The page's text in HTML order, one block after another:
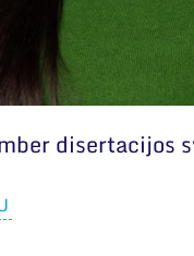
disertacijos